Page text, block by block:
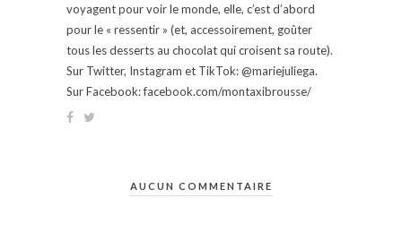
voyagent pour voir le monde, elle, c’est d’abord
pour le « ressentir » (et, accessoirement, goûter
tous les desserts au chocolat qui croisent sa route).
Sur Twitter, Instagram et TikTok: @mariejuliega.
Sur Facebook: facebook.com/montaxibrousse/
AUCUN COMMENTAIRE